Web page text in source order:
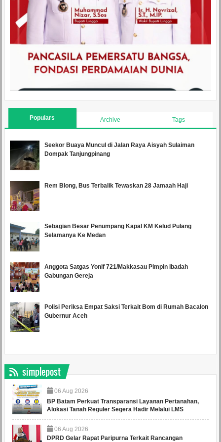
Populars Archive Tags
Seekor Buaya Muncul di Jalan Raya Aisyah Sulaiman
Dompak Tanjungpinang
Rem Blong, Bus Terbalik Tewaskan 28 Jamaah Haji
Sebagian Besar Penumpang Kapal KM Kelud Pulang
Selamanya Ke Medan
Anggota Satgas Yonif 721/Makkasau Pimpin Ibadah
Gabungan Gereja
Polisi Periksa Empat Saksi Terkait Bom di Rumah Bacalon
Gubernur Aceh
simplepost
06 Aug 2026
BP Batam Perkuat Transparansi Layanan Pertanahan,
Alokasi Tanah Reguler Segera Hadir Melalui LMS
06 Aug 2026
DPRD Gelar Rapat Paripurna Terkait Rancangan